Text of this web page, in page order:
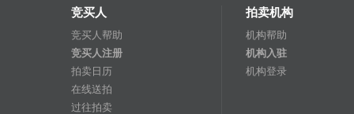
竞买人
竞买人帮助
竞买人注册
拍卖日历
在线送拍
过往拍卖
拍卖机构
机构帮助
机构入驻
机构登录